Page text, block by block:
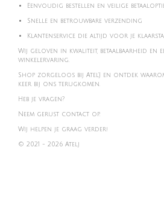
Eenvoudig bestellen en veilige
Snelle en betrouwbare verzending
Klantenservice die altijd voor je
Wij geloven in kwaliteit, betaalbaarheid en
winkelervaring.
Shop zorgeloos bij Atel'J en ontdek
keer bij ons terugkomen.
Heb je vragen?
Neem gerust contact op.
Wij helpen je graag verder!
© 2021 - 2026 Atelj